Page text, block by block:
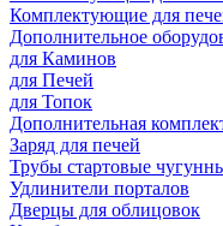
Комплектующие для
Дополнительное
для Каминов
для Печей
для Топок
Дополнительная
Заряд для печей
Трубы стартовые
Удлинители порталов
Дверцы для облицовок